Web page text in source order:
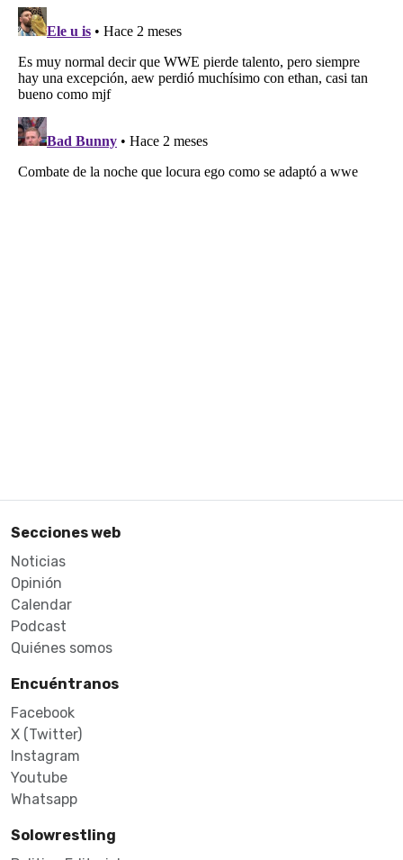
Secciones web
Noticias
Opinión
Calendar
Podcast
Quiénes somos
Encuéntranos
Facebook
X (Twitter)
Instagram
Youtube
Whatsapp
Solowrestling